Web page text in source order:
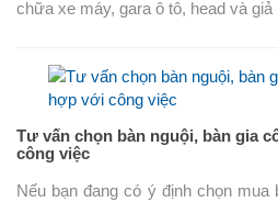
chữa xe máy, gara ô tô, head và giả
Tư vấn chọn bàn nguội, bàn gia
công việc
Nếu bạn đang có ý định chọn mua